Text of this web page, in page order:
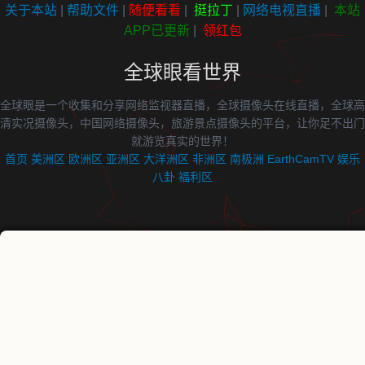
关于本站 帮助文件 随便看看 挺拉丁 网络电视直播
本站
APP已更新| 领红包
全球眼看世界
全球眼是一个收集和分享网络监视器直播，全球摄像头在线直播，全球高
清实况摄像头，中国网络摄像头，旅游景点摄像头的平台，让你足不出门
就游览真实的世界！
首页 美洲区 欧洲区 亚洲区 大洋洲区 非洲区 南极洲 EarthCamTV 娱乐
八卦 福利区